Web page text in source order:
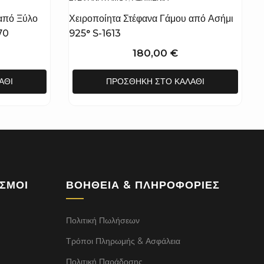
Ξύλο
Χειροποίητα Στέφανα Γάμου από Ασήμι
925° S-1613
180,00 €
ΠΡΟΣΘΉΚΗ ΣΤΟ ΚΑΛΆΘΙ
ΒΟΉΘΕΙΑ & ΠΛΗΡΟΦΟΡΊΕΣ
Πολιτική Πωλήσεων
Τρόποι Πληρωμής & Ασφάλεια
Πολιτική Παράδοσης